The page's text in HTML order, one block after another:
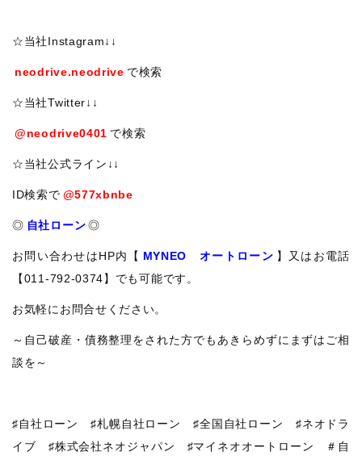
☆当社Instagram↓↓
neodrive.neodrive で検索
☆当社Twitter↓↓
@neodrive0401 で検索
☆当社公式ライン↓↓
ID検索で @577xbnbe
◎ 自社ローン ◎
お問い合わせはHP内【 MYNEO オートローン 】又はお電話
【011-792-0374】でも可能です。
お気軽にお問合せください。
～自己破産・債務整理をされた方でもあきらめずにまずはご相
談を～
♯自社ローン ♯札幌自社ローン ♯全国自社ローン ♯ネオドラ
イブ ♯株式会社ネオジャパン ♯マイネオオートローン ＃自